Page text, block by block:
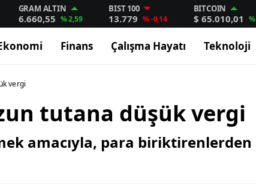
GRAM ALTIN
6.660,55 % 2,59
BIST 100
13.779 % -0,14
BITCOIN
$ 65.010,01
Finans Çalışma Hayatı Teknoloji
vergi
tutana düşük vergi
amacıyla, para biriktirenlerden